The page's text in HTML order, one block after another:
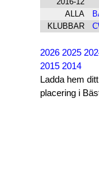
ALLA
KLUBBAR
2026 2025
2015 2014
Ladda hem
placering i